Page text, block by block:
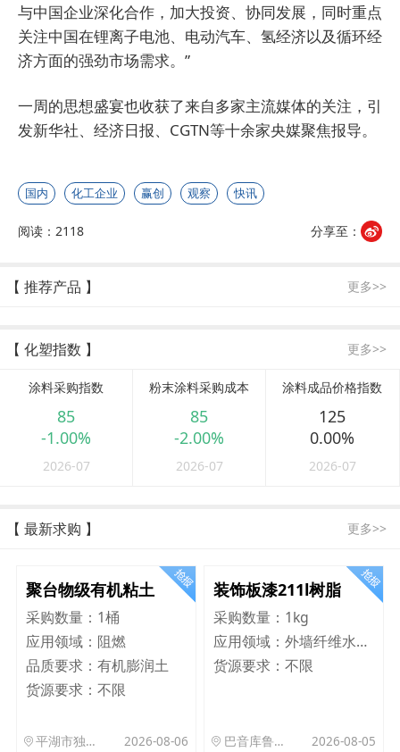
与中国企业深化合作，加大投资、协同发展，同时重点
关注中国在锂离子电池、电动汽车、氢经济以及循环经
济方面的强劲市场需求。”
一周的思想盛宴也收获了来自多家主流媒体的关注，引
发新华社、经济日报、CGTN等十余家央媒聚焦报导。
国内 化工企业 赢创 观察 快讯
阅读：2118 分享至：
【 推荐产品 】 更多>>
【 化塑指数 】 更多>>
涂料采购指数
85
-1.00%
2026-07
粉末涂料采购成本
85
-2.00%
2026-07
涂料成品价格指数
125
0.00%
2026-07
【 最新求购 】 更多>>
聚台物级有机粘土
采购数量： 1桶
应用领域： 阻燃
品质要求： 有机膨润土
货源要求： 不限
平湖市独山港镇集港路 589 号 2026-08-06
装饰板漆211l树脂
采购数量： 1kg
应用领域：
外墙纤维水泥板
货源要求：不限
巴音库鲁提镇,托帕口岸六号库房 2026-08-05